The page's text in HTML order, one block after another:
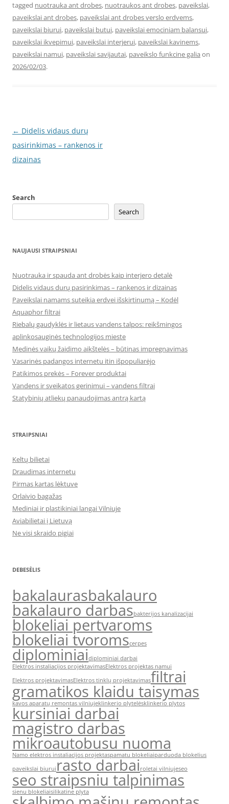
tagged nuotrauka ant drobes, nuotraukos ant drobes, paveikslai,
paveikslai ant drobes, paveikslai ant drobes verslo erdvems,
paveikslai biurui, paveikslai butui, paveikslai emociniam balansui,
paveikslai ikvepimui, paveikslai interjerui, paveikslai kavinems,
paveikslai namui, paveikslai savijautai, paveikslo funkcine galia on
2026/02/03.
Post
navigation
← Didelis vidaus durų
pasirinkimas – rankenos ir
dizainas
Search
Search
NAUJAUSI STRAIPSNIAI
Nuotrauka ir spauda ant drobės kaip interjero detalė
Didelis vidaus durų pasirinkimas – rankenos ir dizainas
Paveikslai namams suteikia erdvei išskirtinumą – Kodėl
Aquaphor filtrai
Riebalų gaudyklės ir lietaus vandens talpos: reikšmingos
aplinkosauginės technologijos mieste
Medinės vaikų žaidimo aikštelės – būtinas impregnavimas
Vasarinės padangos internetu itin išpopuliarėjo
Patikimos prekės – Forever produktai
Vandens ir sveikatos gerinimui – vandens filtrai
Statybinių atliekų panaudojimas antrą kartą
STRAIPSNIAI
Keltų bilietai
Draudimas internetu
Pirmas kartas lėktuve
Orlaivio bagažas
Mediniai ir plastikiniai langai Vilniuje
Aviabilietai į Lietuvą
Ne visi skraido pigiai
DEBESĖLIS
bakalaurasbakalauro
bakalauro darbasbakterijos kanalizacijai
blokeliai pertvaroms
blokeliai tvoromscerpes
diplominiaidiplominiai darbai
Elektros instaliacijos projektavimasElektros projektas namui
Elektros projektavimasElektros tinklų projektavimasfiltrai
gramatikos klaidu taisymas
kavos aparatų remontas vilniujeklinkerio plytelėsklinkerio plytos
kursiniai darbai
magistro darbas
mikroautobusu nuoma
Namo elektros instaliacijos projektaspamatu blokeliaiparduoda blokelius
paveikslai biurui rasto darbai roletai vilniujeseo
seo straipsniu talpinimas
sienu blokeliaisilikatine plyta